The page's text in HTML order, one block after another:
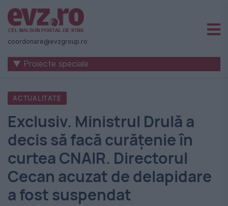
Știri
naționale
internaționale
România
-
Evenimentul
Zilei
coordonare@evzgroup.ro
▼ Proiecte speciale
ACTUALITATE
Exclusiv. Ministrul Drulă a
decis să facă curățenie în
curtea CNAIR. Directorul
Cecan acuzat de delapidare
a fost suspendat